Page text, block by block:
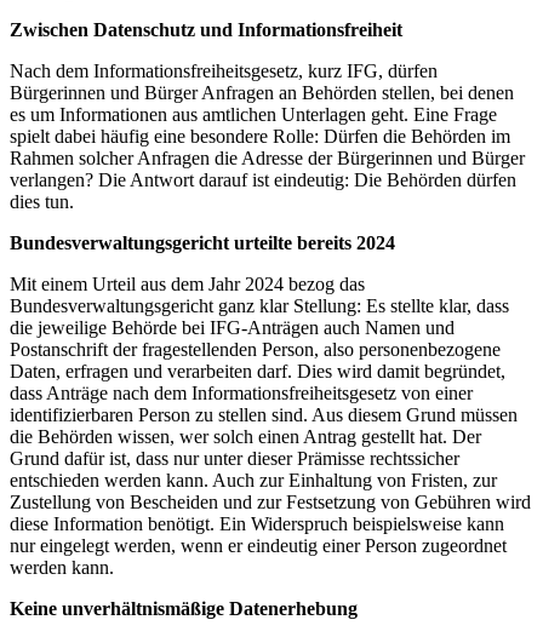
Zwischen Datenschutz und Informationsfreiheit
Nach dem Informationsfreiheitsgesetz, kurz IFG, dürfen
Bürgerinnen und Bürger Anfragen an Behörden stellen, bei denen
es um Informationen aus amtlichen Unterlagen geht. Eine Frage
spielt dabei häufig eine besondere Rolle: Dürfen die Behörden im
Rahmen solcher Anfragen die Adresse der Bürgerinnen und Bürger
verlangen? Die Antwort darauf ist eindeutig: Die Behörden dürfen
dies tun.
Bundesverwaltungsgericht urteilte bereits 2024
Mit einem Urteil aus dem Jahr 2024 bezog das
Bundesverwaltungsgericht ganz klar Stellung: Es stellte klar, dass
die jeweilige Behörde bei IFG-Anträgen auch Namen und
Postanschrift der fragestellenden Person, also personenbezogene
Daten, erfragen und verarbeiten darf. Dies wird damit begründet,
dass Anträge nach dem Informationsfreiheitsgesetz von einer
identifizierbaren Person zu stellen sind. Aus diesem Grund müssen
die Behörden wissen, wer solch einen Antrag gestellt hat. Der
Grund dafür ist, dass nur unter dieser Prämisse rechtssicher
entschieden werden kann. Auch zur Einhaltung von Fristen, zur
Zustellung von Bescheiden und zur Festsetzung von Gebühren wird
diese Information benötigt. Ein Widerspruch beispielsweise kann
nur eingelegt werden, wenn er eindeutig einer Person zugeordnet
werden kann.
Keine unverhältnismäßige Datenerhebung